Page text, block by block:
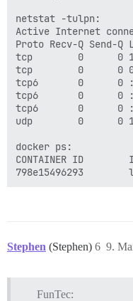
netstat -tulpn:
Active Internet
Proto Recv-Q
tcp        0      0
tcp        0      0
tcp6       0      0
tcp6       0      0
tcp6       0      0
udp        0      0
docker ps:
CONTAINER ID
Stephen (Stephen) 9.
6
FunTec: